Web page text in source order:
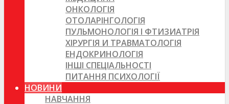
ОНКОЛОГІЯ
ОТОЛАРІНГОЛОГІЯ
ПУЛЬМОНОЛОГІЯ І ФТИЗИАТРІЯ
ХІРУРГІЯ И ТРАВМАТОЛОГІЯ
ЕНДОКРИНОЛОГІЯ
ІНШІ СПЕЦІАЛЬНОСТІ
ПИТАННЯ ПСИХОЛОГІЇ
НОВИНИ
НАВЧАННЯ